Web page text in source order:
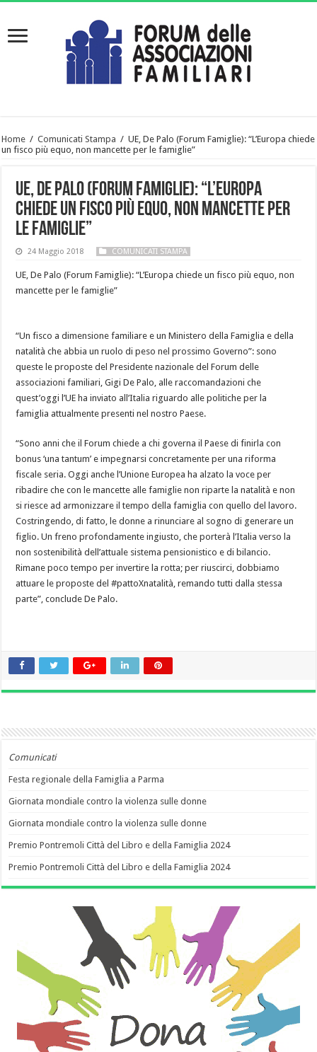
Home / Comunicati Stampa / UE, De Palo (Forum Famiglie): “L’Europa chiede
un fisco più equo, non mancette per le famiglie”
UE, De Palo (Forum Famiglie): “L’Europa
chiede un fisco più equo, non mancette per
le famiglie”
24 Maggio 2018 COMUNICATI STAMPA
UE, De Palo (Forum Famiglie): “L’Europa chiede un fisco più equo, non
mancette per le famiglie”
“Un fisco a dimensione familiare e un Ministero della Famiglia e della
natalità che abbia un ruolo di peso nel prossimo Governo”: sono
queste le proposte del Presidente nazionale del Forum delle
associazioni familiari, Gigi De Palo, alle raccomandazioni che
quest’oggi l’UE ha inviato all’Italia riguardo alle politiche per la
famiglia attualmente presenti nel nostro Paese.
“Sono anni che il Forum chiede a chi governa il Paese di finirla con
bonus ‘una tantum’ e impegnarsi concretamente per una riforma
fiscale seria. Oggi anche l’Unione Europea ha alzato la voce per
ribadire che con le mancette alle famiglie non riparte la natalità e non
si riesce ad armonizzare il tempo della famiglia con quello del lavoro.
Costringendo, di fatto, le donne a rinunciare al sogno di generare un
figlio. Un freno profondamente ingiusto, che porterà l’Italia verso la
non sostenibilità dell’attuale sistema pensionistico e di bilancio.
Rimane poco tempo per invertire la rotta; per riuscirci, dobbiamo
attuare le proposte del #pattoXnatalità, remando tutti dalla stessa
parte”, conclude De Palo.
Comunicati
Festa regionale della Famiglia a Parma
Giornata mondiale contro la violenza sulle donne
Giornata mondiale contro la violenza sulle donne
Premio Pontremoli Città del Libro e della Famiglia 2024
Premio Pontremoli Città del Libro e della Famiglia 2024